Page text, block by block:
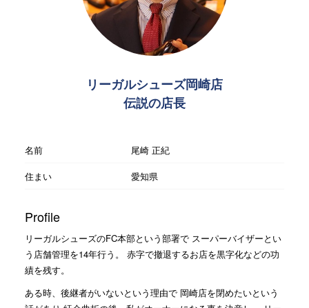
リーガルシューズ岡崎店
伝説の店長
名前
尾崎 正紀
住まい
愛知県
Profile
リーガルシューズのFC本部という部署で スーパーバイザーとい
う店舗管理を14年行う。 赤字で撤退するお店を黒字化などの功
績を残す。
ある時、後継者がいないという理由で 岡崎店を閉めたいという